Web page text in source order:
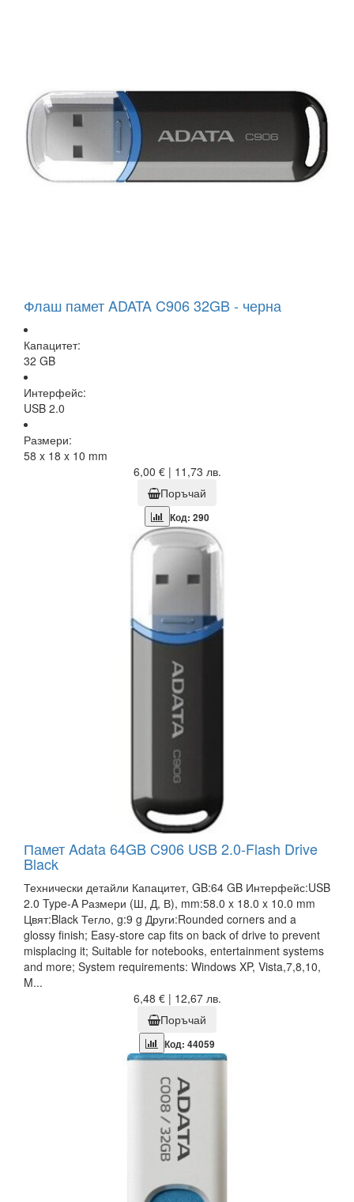
Флаш памет ADATA C906 32GB - черна
Капацитет:
32 GB
Интерфейс:
USB 2.0
Размери:
58 x 18 x 10 mm
6,00 € | 11,73 лв.
Поръчай
Код: 290
Памет Adata 64GB C906 USB 2.0-Flash Drive
Black
Технически детайли Капацитет, GB:64 GB Интерфейс:USB
2.0 Type-A Размери (Ш, Д, В), mm:58.0 x 18.0 x 10.0 mm
Цвят:Black Тегло, g:9 g Други:Rounded corners and a
glossy finish; Easy-store cap fits on back of drive to prevent
misplacing it; Suitable for notebooks, entertainment systems
and more; System requirements: Windows XP, Vista,7,8,10,
M...
6,48 € | 12,67 лв.
Поръчай
Код: 44059